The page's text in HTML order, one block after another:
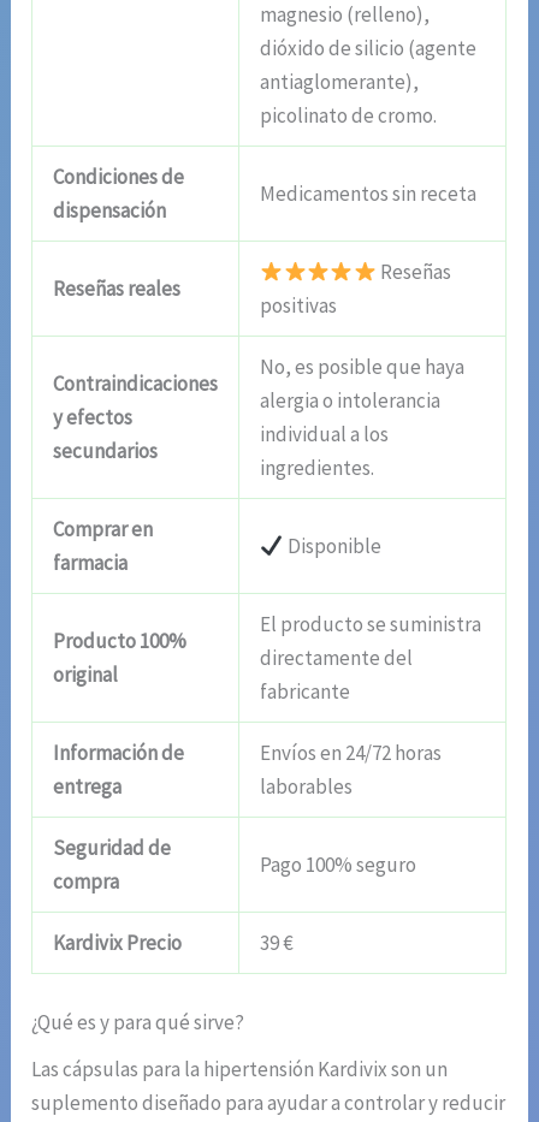
magnesio (relleno),
dióxido de silicio (agente
antiaglomerante),
picolinato de cromo.
Condiciones de
dispensación
Medicamentos sin receta
Reseñas reales
Reseñas
positivas
Contraindicaciones
y efectos
secundarios
No, es posible que haya
alergia o intolerancia
individual a los
ingredientes.
Comprar en
farmacia
Disponible
Producto 100%
original
El producto se suministra
directamente del
fabricante
Información de
entrega
Envíos en 24/72 horas
laborables
Seguridad de
compra
Pago 100% seguro
Kardivix Precio 39 €
¿Qué es y para qué sirve?
Las cápsulas para la hipertensión Kardivix son un
suplemento diseñado para ayudar a controlar y reducir